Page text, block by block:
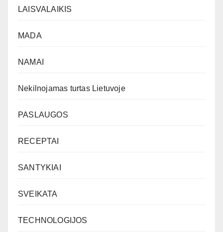
LAISVALAIKIS
MADA
NAMAI
Nekilnojamas turtas Lietuvoje
PASLAUGOS
RECEPTAI
SANTYKIAI
SVEIKATA
TECHNOLOGIJOS